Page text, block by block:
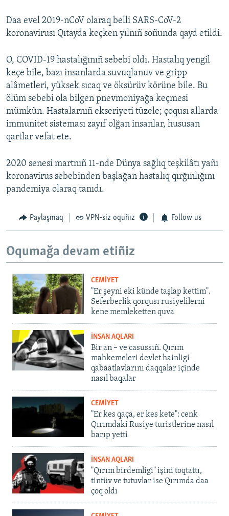
Daa evel 2019-nCoV olaraq belli SARS-CoV-2
koronavirusı Qıtayda keçken yılnıñ soñunda qayd etildi.
O, COVID-19 hastalığınıñ sebebi oldı. Hastalıq yengil
keçe bile, bazı insanlarda suvuqlanuv ve gripp
alâmetleri, yüksek sıcaq ve öksürüv körüne bile. Bu
ölüm sebebi ola bilgen pnevmoniyağa keçmesi
mümkün. Hastalarnıñ ekseriyeti tüzele; çoqusı allarda
immunitet sisteması zayıf olğan insanlar, hususan
qartlar vefat ete.
2020 senesi martnıñ 11-nde Dünya sağlıq teşkilâtı yañı
koronavirus sebebinden başlağan hastalıq qırğınlığını
pandemiya olaraq tanıdı.
Paylaşmaq VPN-siz oquñız Follow us
Oqumağa devam etiñiz
CEMİYET
"Er şeyni eki künde taşlap kettim".
Seferberlik qorqusı rusiyelilerni
kene memleketten quva
İNSAN AQLARI
Bir an – ve casussıñ. Qırım
mahkemeleri devlet hainligi
qabaatlavlarını daqqalar içinde
nasıl baqalar
CEMİYET
"Er kes qaça, er kes kete": cenk
Qırımdaki Rusiye turistlerine nasıl
barıp yetti
İNSAN AQLARI
"Qırım birdemligi" işini toqtattı,
tintüv ve tutuvlar ise Qırımda daa
çoq oldı